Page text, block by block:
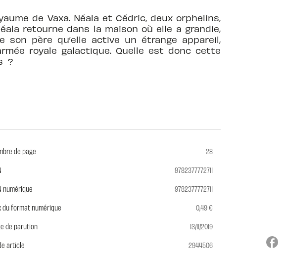
de Vaxa. Néala et Cédric, deux orphelins,
retourne dans la maison où elle a grandie,
son père qu’elle active un étrange appareil,
royale galactique. Quelle est donc cette
?
de page
28
9782377772711
numérique
9782377772711
du format numérique
0,49 €
de parution
13/11/2019
article
2944506